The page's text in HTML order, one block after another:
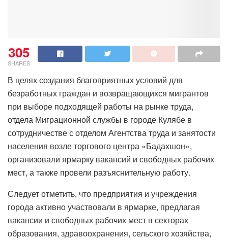
305
SHARES
В целях создания благоприятных условий для
безработных граждан и возвращающихся мигрантов
при выборе подходящей работы на рынке труда,
отдела Миграционной службы в городе Кулябе в
сотрудничестве с отделом Агентства труда и занятости
населения возле торгового центра «Бадахшон»,
организовали ярмарку вакансий и свободных рабочих
мест, а также провели разъяснительную работу.
Следует отметить, что предприятия и учреждения
города активно участвовали в ярмарке, предлагая
вакансии и свободных рабочих мест в секторах
образования, здравоохранения, сельского хозяйства,